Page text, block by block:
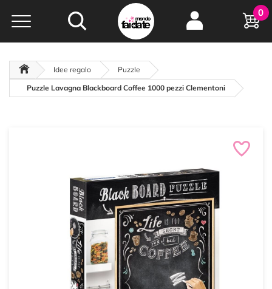
Hobby e
creatività...
0
Idee regalo
Puzzle
Puzzle Lavagna Blackboard Coffee 1000 pezzi Clementoni